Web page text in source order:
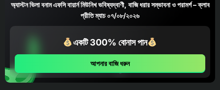
অ্যাস্টন ভিলা বনাম এফসি বায়ার্ন মিউনিখ ভবিষ্যদ্বাণী, বাজি ধরার সম্ভাবনা ও পরামর্শ – ক্লাব
প্রীতি ম্যাচ ০৭/০৮/২০২৬
একটি 300% বোনাস পান
আপনার বাজি ধরুন